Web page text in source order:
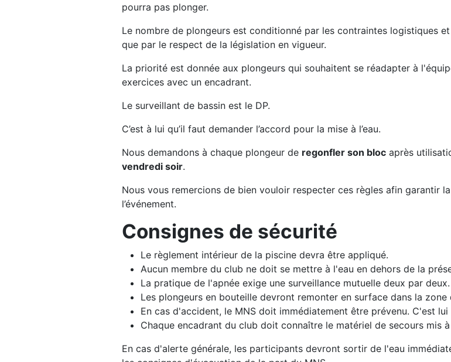
pourra pas plonger.
Le nombre de plongeurs est conditionné par les contraintes logistiques
que par le respect de la législation en vigueur.
La priorité est donnée aux plongeurs qui souhaitent se réadapter à
exercices avec un encadrant.
Le surveillant de bassin est le DP.
C’est à lui qu’il faut demander l’accord pour la mise à l’eau.
Nous demandons à chaque plongeur de regonfler son bloc après
vendredi soir.
Nous vous remercions de bien vouloir respecter ces règles afin garantir
l’événement.
Consignes de sécurité
Le règlement intérieur de la piscine devra être appliqué.
Aucun membre du club ne doit se mettre à l'eau en dehors de la
La pratique de l'apnée exige une surveillance mutuelle deux par deux.
Les plongeurs en bouteille devront remonter en surface dans la zone
En cas d'accident, le MNS doit immédiatement être prévenu. C'est
Chaque encadrant du club doit connaître le matériel de secours mis
En cas d'alerte générale, les participants devront sortir de l'eau